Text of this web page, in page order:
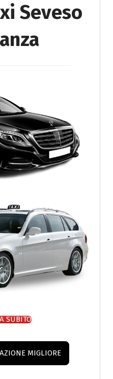
Seveso
SUBITO
MIGLIORE